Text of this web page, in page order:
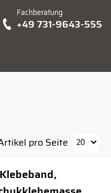
Fachberatung
+49 731-9643-555
pro Seite